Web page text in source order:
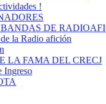
!
DE
la Radio afición
LA FAMA DEL CRECJ
Ingreso